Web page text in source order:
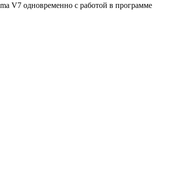
V7 одновременно с работой в программе